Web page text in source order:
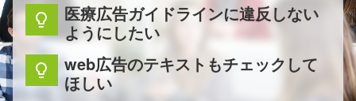
lightbulb
医療広告ガイドラインに違反しない
ようにしたい
lightbulb
web広告のテキストもチェックして
ほしい